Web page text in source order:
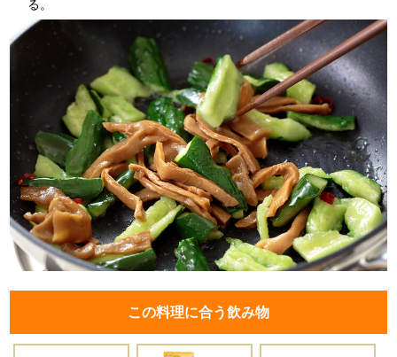
る。
この料理に合う飲み物